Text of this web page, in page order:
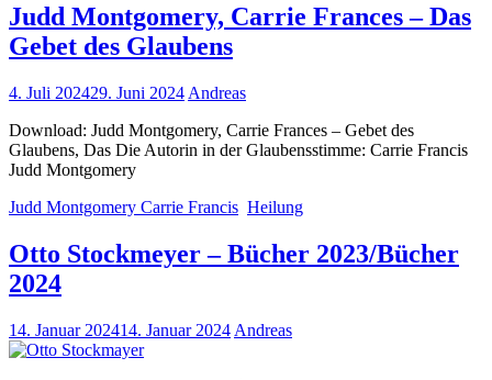
Judd Montgomery, Carrie Frances – Das
Gebet des Glaubens
4. Juli 202429. Juni 2024 Andreas
Download: Judd Montgomery, Carrie Frances – Gebet des
Glaubens, Das Die Autorin in der Glaubensstimme: Carrie Francis
Judd Montgomery
Judd Montgomery Carrie Francis Heilung
Otto Stockmeyer – Bücher 2023/Bücher
2024
14. Januar 202414. Januar 2024 Andreas